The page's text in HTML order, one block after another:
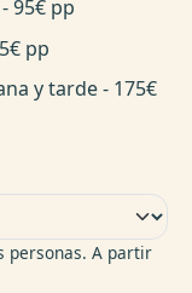
95€ pp
pp
y tarde - 175€
personas. A partir